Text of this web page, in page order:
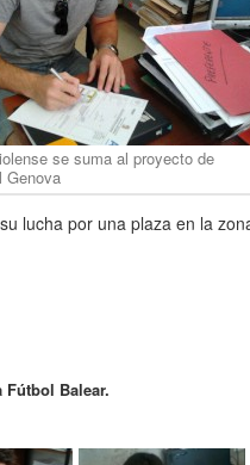
se suma al proyecto de
Genova
lucha por una plaza en la
Fútbol Balear.